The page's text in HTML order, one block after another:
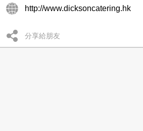
http://www.dicksoncatering.hk
分享給朋友